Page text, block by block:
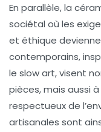
En parallèle, la
sociétal où les
et éthique
contemporains,
le slow art, visent
pièces, mais aussi
respectueux de
artisanales sont